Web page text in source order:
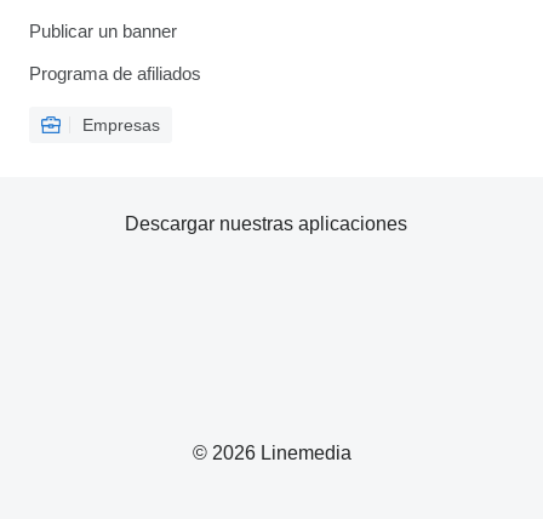
Publicar un banner
Programa de afiliados
Empresas
© 2026 Linemedia
Descargar nuestras aplicaciones